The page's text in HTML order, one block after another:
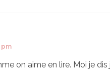
pm
on aime en lire. Moi je